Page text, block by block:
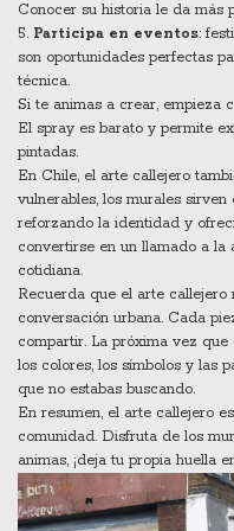
Conocer su historia le da más
5. Participa en eventos:
son oportunidades perfectas
técnica.
Si te animas a crear, empieza
El spray es barato y permite
pintadas.
En Chile, el arte callejero
vulnerables, los murales
reforzando la identidad y
convertirse en un llamado a
cotidiana.
Recuerda que el arte callejero
conversación urbana. Cada
compartir. La próxima vez
los colores, los símbolos y las
que no estabas buscando.
En resumen, el arte callejero
comunidad. Disfruta de los
animas, ¡deja tu propia huella